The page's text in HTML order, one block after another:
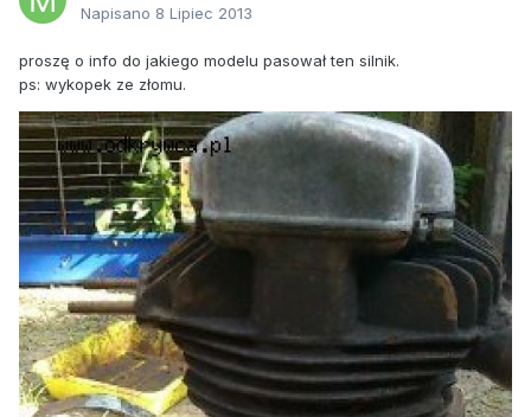
Napisano 8 Lipiec 2013
proszę o info do jakiego modelu pasował ten silnik.
ps: wykopek ze złomu.